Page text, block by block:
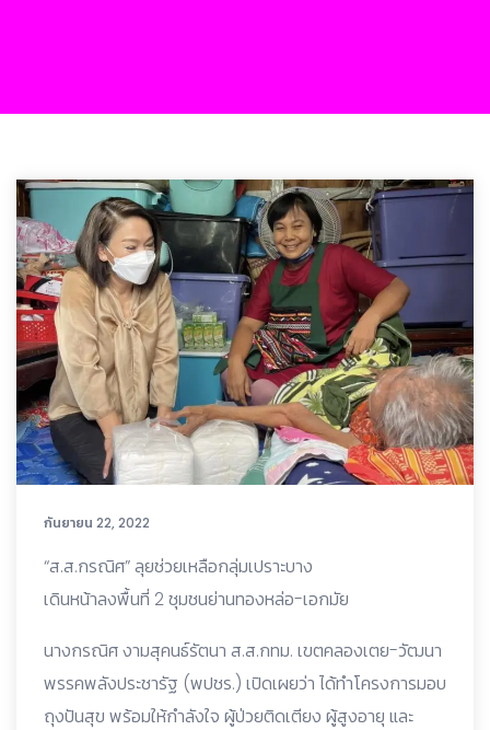
กันยายน 22, 2022
“ส.ส.กรณิศ” ลุยช่วยเหลือกลุ่มเปราะบาง
เดินหน้าลงพื้นที่ 2 ชุมชนย่านทองหล่อ-เอกมัย
นางกรณิศ งามสุคนธ์รัตนา ส.ส.กทม. เขตคลองเตย-วัฒนา
พรรคพลังประชารัฐ (พปชร.) เปิดเผยว่า ได้ทำโครงการมอบ
ถุงปันสุข พร้อมให้กำลังใจ ผู้ป่วยติดเตียง ผู้สูงอายุ และ